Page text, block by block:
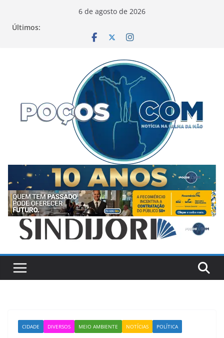
6 de agosto de 2026
Últimos:
CIDADE DIVERSOS MEIO AMBIENTE NOTÍCIAS POLÍTICA